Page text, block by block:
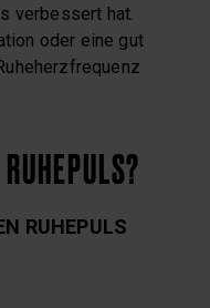
verbessert hat.
oder eine gut
RUHEPULS